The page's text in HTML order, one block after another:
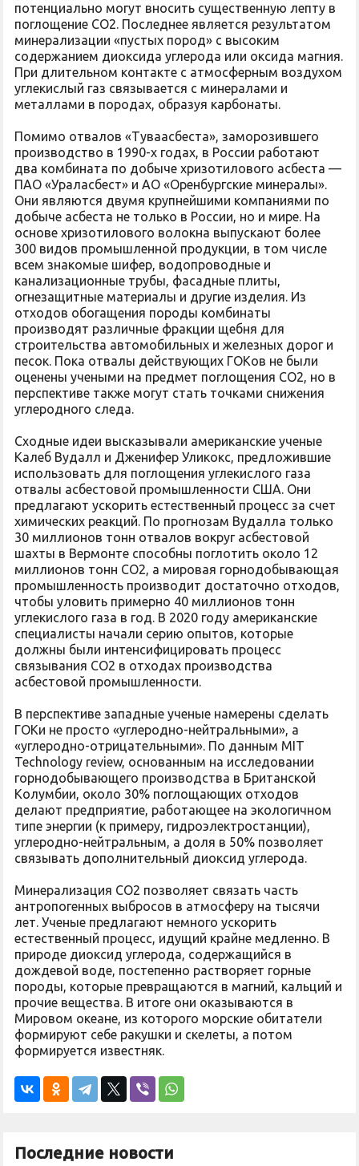
потенциально могут вносить существенную лепту в
поглощение СО2. Последнее является результатом
минерализации «пустых пород» с высоким
содержанием диоксида углерода или оксида магния.
При длительном контакте с атмосферным воздухом
углекислый газ связывается с минералами и
металлами в породах, образуя карбонаты.
Помимо отвалов «Туваасбеста», заморозившего
производство в 1990-х годах, в России работают
два комбината по добыче хризотилового асбеста —
ПАО «Ураласбест» и АО «Оренбургские минералы».
Они являются двумя крупнейшими компаниями по
добыче асбеста не только в России, но и мире. На
основе хризотилового волокна выпускают более
300 видов промышленной продукции, в том числе
всем знакомые шифер, водопроводные и
канализационные трубы, фасадные плиты,
огнезащитные материалы и другие изделия. Из
отходов обогащения породы комбинаты
производят различные фракции щебня для
строительства автомобильных и железных дорог и
песок. Пока отвалы действующих ГОКов не были
оценены учеными на предмет поглощения СО2, но в
перспективе также могут стать точками снижения
углеродного следа.
Сходные идеи высказывали американские ученые
Калеб Вудалл и Дженифер Уликокс, предложившие
использовать для поглощения углекислого газа
отвалы асбестовой промышленности США. Они
предлагают ускорить естественный процесс за счет
химических реакций. По прогнозам Вудалла только
30 миллионов тонн отвалов вокруг асбестовой
шахты в Вермонте способны поглотить около 12
миллионов тонн СО2, а мировая горнодобывающая
промышленность производит достаточно отходов,
чтобы уловить примерно 40 миллионов тонн
углекислого газа в год. В 2020 году американские
специалисты начали серию опытов, которые
должны были интенсифицировать процесс
связывания СО2 в отходах производства
асбестовой промышленности.
В перспективе западные ученые намерены сделать
ГОКи не просто «углеродно-нейтральными», а
«углеродно-отрицательными». По данным MIT
Technology review, основанным на исследовании
горнодобывающего производства в Британской
Колумбии, около 30% поглощающих отходов
делают предприятие, работающее на экологичном
типе энергии (к примеру, гидроэлектростанции),
углеродно-нейтральным, а доля в 50% позволяет
связывать дополнительный диоксид углерода.
Минерализация СО2 позволяет связать часть
антропогенных выбросов в атмосферу на тысячи
лет. Ученые предлагают немного ускорить
естественный процесс, идущий крайне медленно. В
природе диоксид углерода, содержащийся в
дождевой воде, постепенно растворяет горные
породы, которые превращаются в магний, кальций и
прочие вещества. В итоге они оказываются в
Мировом океане, из которого морские обитатели
формируют себе ракушки и скелеты, а потом
формируется известняк.
Последние новости